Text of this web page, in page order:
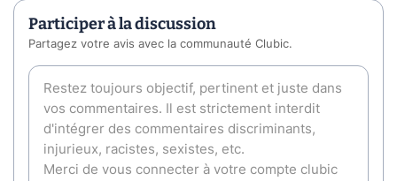
Participer à la discussion
Partagez votre avis avec la communauté Clubic.